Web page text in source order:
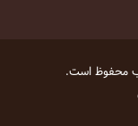
محفوظ است.